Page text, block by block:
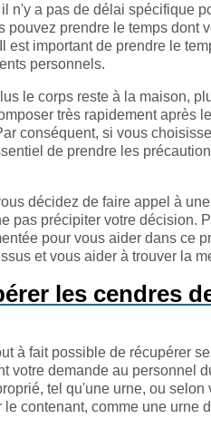
n'y a pas de délai spécifique
prendre le temps dont
est important de prendre le
personnels.
le corps reste à la maison,
très rapidement après
conséquent, si vous
de prendre les
décidez de faire appel à
pas précipiter votre décision.
pour vous aider dans ce
et vous aider à trouver la
les cendres
à fait possible de récupérer
votre demande au personnel
tel qu'une urne, ou
contenant, comme une urne